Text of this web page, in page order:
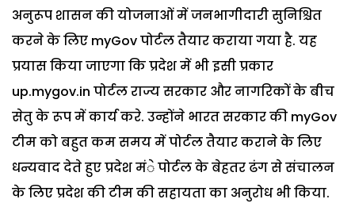
अनुरूप शासन की योजनाओं में जनभागीदारी सुनिश्चित
करने के लिए myGov पोर्टल तैयार कराया गया है. यह
प्रयास किया जाएगा कि प्रदेश में भी इसी प्रकार
up.mygov.in पोर्टल राज्य सरकार और नागरिकों के बीच
सेतु के रूप में कार्य करे. उन्होंने भारत सरकार की myGov
टीम को बहुत कम समय में पोर्टल तैयार कराने के लिए
धन्यवाद देते हुए प्रदेश मंे पोर्टल के बेहतर ढंग से संचालन
के लिए प्रदेश की टीम की सहायता का अनुरोध भी किया.